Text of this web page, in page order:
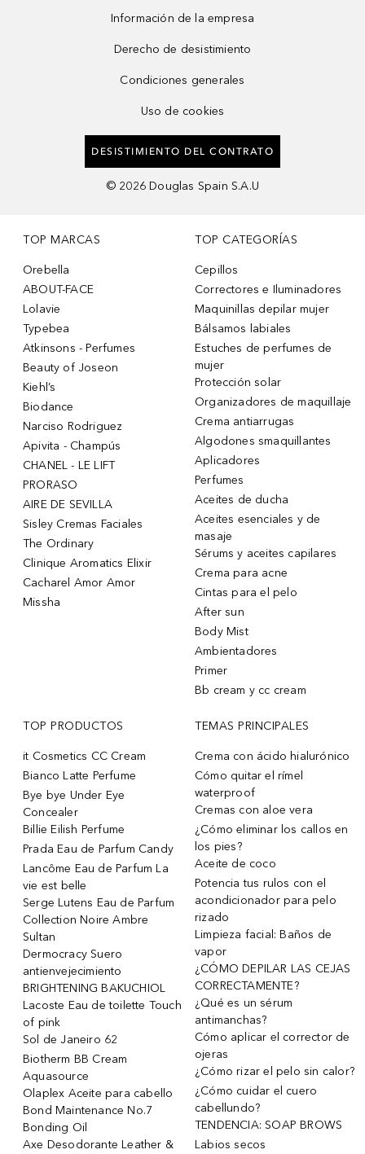
Información de la empresa
Derecho de desistimiento
Condiciones generales
Uso de cookies
DESISTIMIENTO DEL CONTRATO
© 2026 Douglas Spain S.A.U
TOP MARCAS
Orebella
ABOUT-FACE
Lolavie
Typebea
Atkinsons - Perfumes
Beauty of Joseon
Kiehl’s
Biodance
Narciso Rodriguez
Apivita - Champús
CHANEL - LE LIFT
PRORASO
AIRE DE SEVILLA
Sisley Cremas Faciales
The Ordinary
Clinique Aromatics Elixir
Cacharel Amor Amor
Missha
TOP CATEGORÍAS
Cepillos
Correctores e Iluminadores
Maquinillas depilar mujer
Bálsamos labiales
Estuches de perfumes de
mujer
Protección solar
Organizadores de maquillaje
Crema antiarrugas
Algodones smaquillantes
Aplicadores
Perfumes
Aceites de ducha
Aceites esenciales y de
masaje
Sérums y aceites capilares
Crema para acne
Cintas para el pelo
After sun
Body Mist
Ambientadores
Primer
Bb cream y cc cream
TOP PRODUCTOS
it Cosmetics CC Cream
Bianco Latte Perfume
Bye bye Under Eye
Concealer
Billie Eilish Perfume
Prada Eau de Parfum Candy
Lancôme Eau de Parfum La
vie est belle
Serge Lutens Eau de Parfum
Collection Noire Ambre
Sultan
Dermocracy Suero
antienvejecimiento
BRIGHTENING BAKUCHIOL
Lacoste Eau de toilette Touch
of pink
Sol de Janeiro 62
Biotherm BB Cream
Aquasource
Olaplex Aceite para cabello
Bond Maintenance No.7
Bonding Oil
Axe Desodorante Leather &
TEMAS PRINCIPALES
Crema con ácido hialurónico
Cómo quitar el rímel
waterproof
Cremas con aloe vera
¿Cómo eliminar los callos en
los pies?
Aceite de coco
Potencia tus rulos con el
acondicionador para pelo
rizado
Limpieza facial: Baños de
vapor
¿CÓMO DEPILAR LAS CEJAS
CORRECTAMENTE?
¿Qué es un sérum
antimanchas?
Cómo aplicar el corrector de
ojeras
¿Cómo rizar el pelo sin calor?
¿Cómo cuidar el cuero
cabellundo?
TENDENCIA: SOAP BROWS
Labios secos